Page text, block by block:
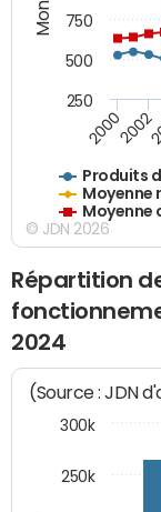
Produits
Moyenne
Moyenne
20002002
250
500
750
© JDN 2026
Répartition
2024
(Source : JDN
250k
300k